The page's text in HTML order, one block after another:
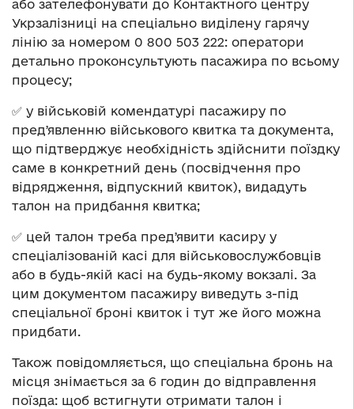
або зателефонувати до Контактного центру
Укрзалізниці на спеціально виділену гарячу
лінію за номером 0 800 503 222: оператори
детально проконсультують пасажира по всьому
процесу;
✅ у військовій комендатурі пасажиру по
предʼявленню військового квитка та документа,
що підтверджує необхідність здійснити поїздку
саме в конкретний день (посвідчення про
відрядження, відпускний квиток), видадуть
талон на придбання квитка;
✅ цей талон треба предʼявити касиру у
спеціалізованій касі для військовослужбовців
або в будь-якій касі на будь-якому вокзалі. За
цим документом пасажиру виведуть з-під
спеціальної броні квиток і тут же його можна
придбати.
Також повідомляється, що спеціальна бронь на
місця знімається за 6 годин до відправлення
поїзда: щоб встигнути отримати талон і